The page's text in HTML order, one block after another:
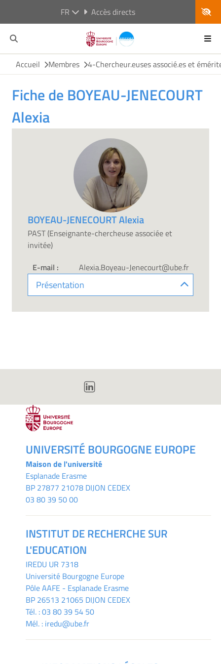
FR Accès directs
Accueil Membres 4-Chercheur.euses associé.es et
Fiche de BOYEAU-JENECOURT
Alexia
BOYEAU-JENECOURT Alexia
PAST (Enseignante-chercheuse associée et
invitée)
E-mail :
Alexia.Boyeau-Jenecourt@ube.fr
Présentation
UNIVERSITÉ BOURGOGNE EUROPE
Maison de l'université
Esplanade Erasme
BP 27877 21078 DIJON CEDEX
03 80 39 50 00
INSTITUT DE RECHERCHE SUR
L'EDUCATION
IREDU UR 7318
Université Bourgogne Europe
Pôle AAFE - Esplanade Erasme
BP 26513 21065 DIJON CEDEX
Tél. :03 80 39 54 50
Mél. : iredu@ube.fr